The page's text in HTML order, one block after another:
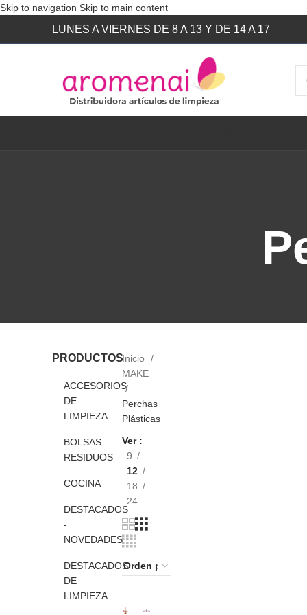
Skip to navigation Skip to main content
LUNES A VIERNES DE 8 A 13 Y DE 14 A 17
PRODUCTOS
ACCESORIOS
DE
LIMPIEZA
BOLSAS
RESIDUOS
COCINA
DESTACADOS
-
NOVEDADES
DESTACADOS
DE
LIMPIEZA
Inicio
MAKE
Perchas
Plásticas
Ver
9
12
18
24